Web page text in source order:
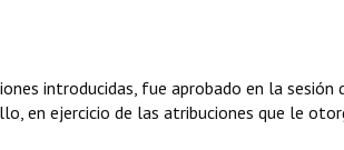
introducidas, fue aprobado en la sesión
en ejercicio de las atribuciones que le